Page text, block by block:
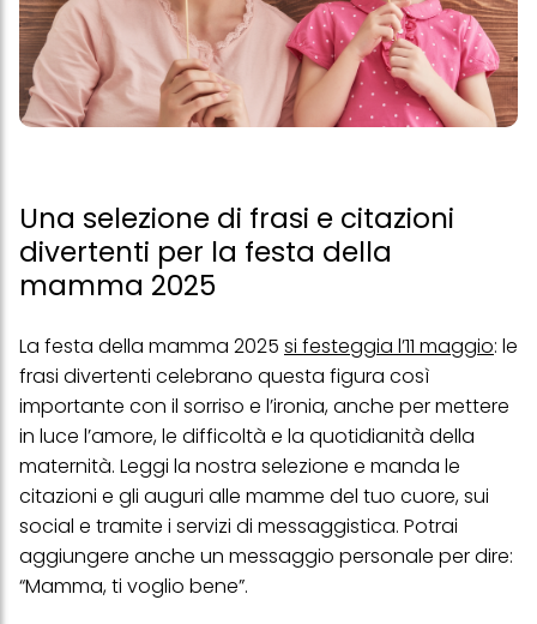
Una selezione di frasi e citazioni
divertenti per la festa della
mamma 2025
La festa della mamma 2025 si festeggia l’11 maggio: le
frasi divertenti celebrano questa figura così
importante con il sorriso e l’ironia, anche per mettere
in luce l’amore, le difficoltà e la quotidianità della
maternità. Leggi la nostra selezione e manda le
citazioni e gli auguri alle mamme del tuo cuore, sui
social e tramite i servizi di messaggistica. Potrai
aggiungere anche un messaggio personale per dire:
“Mamma, ti voglio bene”.